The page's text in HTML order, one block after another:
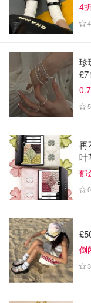
种选择，shake 和
简单的搅拌。
Cosmopolitan-大
4
4
珍
5
再
叶
郁
0
倒
3